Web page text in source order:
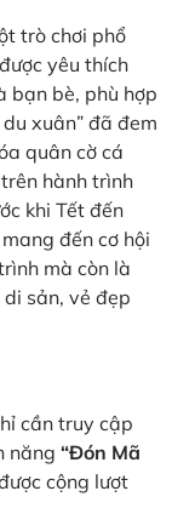
trò chơi phổ
yêu thích
bạn bè, phù hợp
xuân” đã đem
quân cờ cá
hành trình
khi Tết đến
đến cơ hội
mà còn là
sản, vẻ đẹp
cần truy cập
năng “Đón Mã
cộng lượt